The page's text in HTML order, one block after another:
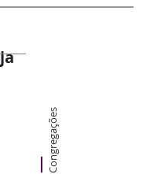
Congregações